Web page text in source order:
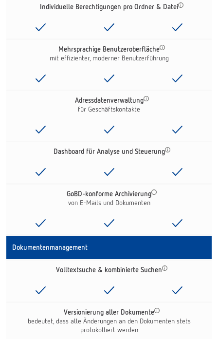
Individuelle Berechtigungen pro Ordner & Datei
Mehrsprachige Benutzeroberfläche
mit effizienter, moderner Benutzerführung
Adressdatenverwaltung
für Geschäftskontakte
Dashboard für Analyse und Steuerung
GoBD-konforme Archivierung
von E-Mails und Dokumenten
Dokumentenmanagement
Volltextsuche & kombinierte Suchen
Versionierung aller Dokumente
bedeutet, dass alle Änderungen an den Dokumenten stets
protokolliert werden